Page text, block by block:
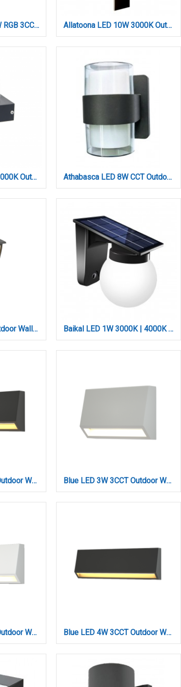
Acadia mini LED 12W RGB 3CCT Wall Washer Silver D:30cm (80700115) Allatoona LED 10W 3000K Outdoor Wall Lamp Black D:45x80x600 mm (80205711)
Athabasca LED 8W 3000K Outdoor Wall Lamp Anthracite D:10,5cmx13,5cm (80203241) Athabasca LED 8W CCT Outdoor Wall Lamp Anthracite D:12cm (80203240)
Avalanche 1xE27 Outdoor Wall Lamp Black D:22cmx30cm (80201214) Baikal LED 1W 3000K | 4000K | 6000K Solar Outdoor Wall Lamp Black D:130x190x175 mm (80207310S)
Blue LED 3W 3CCT Outdoor Wall Lamp Anthracite D:16cmx7cm (80202240) Blue LED 3W 3CCT Outdoor Wall Lamp Grey D:10cmx7cm (80202130)
Blue LED 3W 3CCT Outdoor Wall Lamp White D:16cmx7cm (80202220) Blue LED 4W 3CCT Outdoor Wall Lamp Anthracite D22cmx8cm (80202340)